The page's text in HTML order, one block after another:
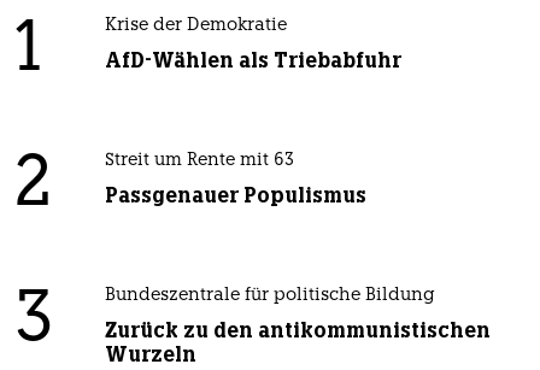
1 Krise der Demokratie
AfD-Wählen als Triebabfuhr
2 Streit um Rente mit 63
Passgenauer Populismus
3 Bundeszentrale für politische Bildung
Zurück zu den antikommunistischen
Wurzeln